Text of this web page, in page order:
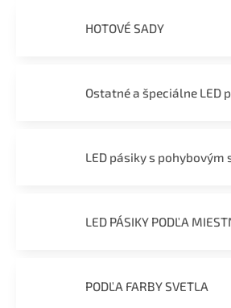
HOTOVÉ SADY
Ostatné a špeciálne LED
LED pásiky s pohybovým
LED PÁSIKY PODĽA
PODĽA FARBY SVETLA